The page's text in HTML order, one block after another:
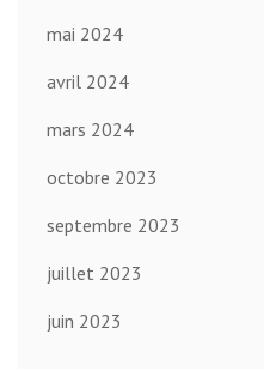
mai 2024
avril 2024
mars 2024
octobre 2023
septembre 2023
juillet 2023
juin 2023